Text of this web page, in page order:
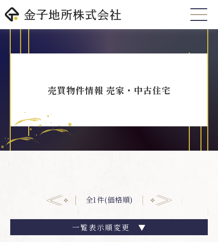
売買物件情報 売家・中古住宅
全1件(価格順)
一覧表示順変更 ▼